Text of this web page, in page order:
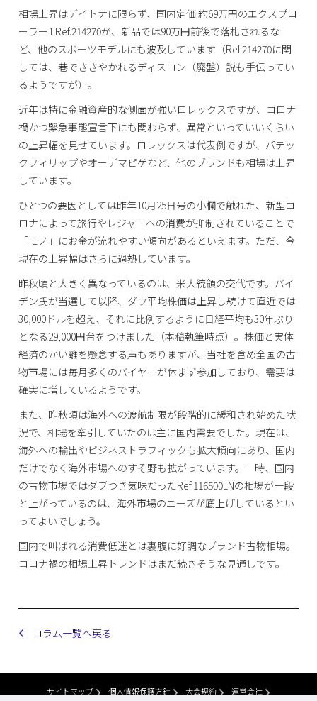
相場上昇はデイトナに限らず、国内定価 約69万円のエクスプロ
ーラー1 Ref.214270が、新品では90万円前後で落札されるな
ど、他のスポーツモデルにも波及しています（Ref.214270に関
しては、巷でささやかれるディスコン（廃盤）説も手伝ってい
るようですが）。
近年は特に金融資産的な側面が強いロレックスですが、コロナ
禍かつ緊急事態宣言下にも関わらず、異常といっていいくらい
の上昇幅を見せています。ロレックスは代表例ですが、パテッ
クフィリップやオーデマピゲなど、他のブランドも相場は上昇
しています。
ひとつの要因としては昨年10月25日号の小欄で触れた、新型コ
ロナによって旅行やレジャーへの消費が抑制されていることで
「モノ」にお金が流れやすい傾向があるといえます。ただ、今
現在の上昇幅はさらに過熱しています。
昨秋頃と大きく異なっているのは、米大統領の交代です。バイ
デン氏が当選して以降、ダウ平均株価は上昇し続けて直近では
30,000ドルを超え、それに比例するように日経平均も30年ぶり
となる29,000円台をつけました（本稿執筆時点）。株価と実体
経済のかい離を懸念する声もありますが、当社を含め全国の古
物市場には毎月多くのバイヤーが休まず参加しており、需要は
確実に増しているようです。
また、昨秋頃は海外への渡航制限が段階的に緩和され始めた状
況で、相場を牽引していたのは主に国内需要でした。現在は、
海外への輸出やビジネストラフィックも拡大傾向にあり、国内
だけでなく海外市場へのすそ野も拡がっています。一時、国内
の古物市場ではダブつき気味だったRef.116500LNの相場が一段
と上がっているのは、海外市場のニーズが底上げしているとい
ってよいでしょう。
国内で叫ばれる消費低迷とは裏腹に好調なブランド古物相場。
コロナ禍の相場上昇トレンドはまだ続きそうな見通しです。
コラム一覧へ戻る
サイトマップ 個人情報保護方針 大会規約 運営会社